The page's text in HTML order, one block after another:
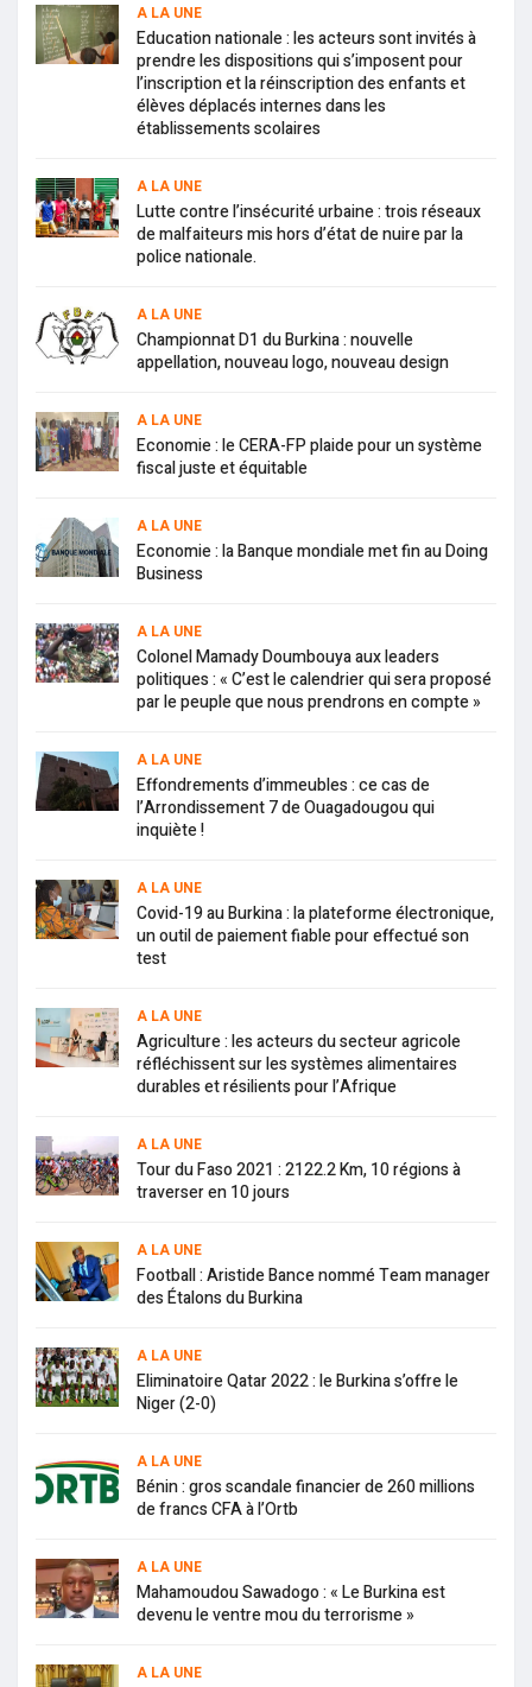
A LA UNE
Education nationale : les acteurs sont invités à
prendre les dispositions qui s’imposent pour
l’inscription et la réinscription des enfants et
élèves déplacés internes dans les
établissements scolaires
A LA UNE
Lutte contre l’insécurité urbaine : trois réseaux
de malfaiteurs mis hors d’état de nuire par la
police nationale.
A LA UNE
Championnat D1 du Burkina : nouvelle
appellation, nouveau logo, nouveau design
A LA UNE
Economie : le CERA-FP plaide pour un système
fiscal juste et équitable
A LA UNE
Economie : la Banque mondiale met fin au Doing
Business
A LA UNE
Colonel Mamady Doumbouya aux leaders
politiques : « C’est le calendrier qui sera proposé
par le peuple que nous prendrons en compte »
A LA UNE
Effondrements d’immeubles : ce cas de
l’Arrondissement 7 de Ouagadougou qui
inquiète !
A LA UNE
Covid-19 au Burkina : la plateforme électronique,
un outil de paiement fiable pour effectué son
test
A LA UNE
Agriculture : les acteurs du secteur agricole
réfléchissent sur les systèmes alimentaires
durables et résilients pour l’Afrique
A LA UNE
Tour du Faso 2021 : 2122.2 Km, 10 régions à
traverser en 10 jours
A LA UNE
Football : Aristide Bance nommé Team manager
des Étalons du Burkina
A LA UNE
Eliminatoire Qatar 2022 : le Burkina s’offre le
Niger (2-0)
A LA UNE
Bénin : gros scandale financier de 260 millions
de francs CFA à l’Ortb
A LA UNE
Mahamoudou Sawadogo : « Le Burkina est
devenu le ventre mou du terrorisme »
A LA UNE